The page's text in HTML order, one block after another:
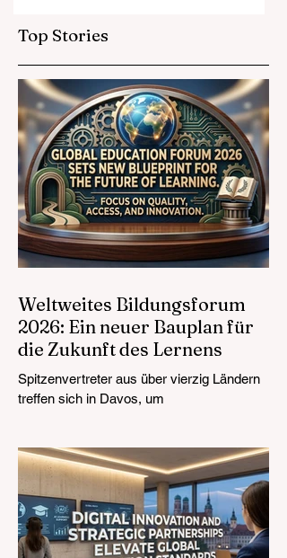
an
Top Stories
Weltweites Bildungsforum
2026: Ein neuer Bauplan für
die Zukunft des Lernens
Spitzenvertreter aus über vierzig Ländern
treffen sich in Davos, um
Technologieintegration und integratives
Wachstum. Die Landschaft der
#WeltweitenBildung erlebt derzeit eine
monumentale und zukunftsweisende
Transformation. Am 4. August 2026 kamen